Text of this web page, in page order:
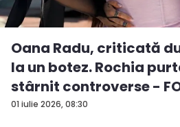
01 iulie 2026, 08:30
Oana Radu, criticată
la un botez. Rochia
stârnit controverse -